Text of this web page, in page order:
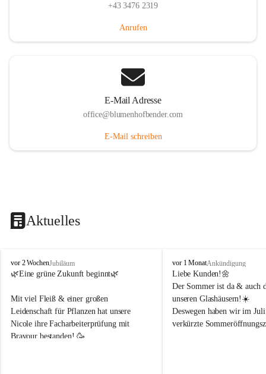
+43 3476 2319
Anrufen
E-Mail Adresse
office@blumenhofbender.com
E-Mail schreiben
Aktuelles
B
l
m
e
n
h
o
vor 2 WochenJubiläum
🌿Eine grüne Zukunft beginnt🌿
Mit viel Fleiß & einer großen
Leidenschaft für Pflanzen hat unsere
Nicole ihre Facharbeiterprüfung mit
Bravour bestanden! 🥳
B
l
u
m
e
n
h
vor 1 MonatAnkündigung
Liebe Kunden!🌼
Der Sommer ist da & auch
unseren Glashäusern!☀️
Deswegen haben wir im
verkürzte